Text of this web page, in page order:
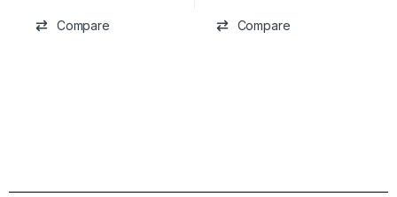
Compare Compare